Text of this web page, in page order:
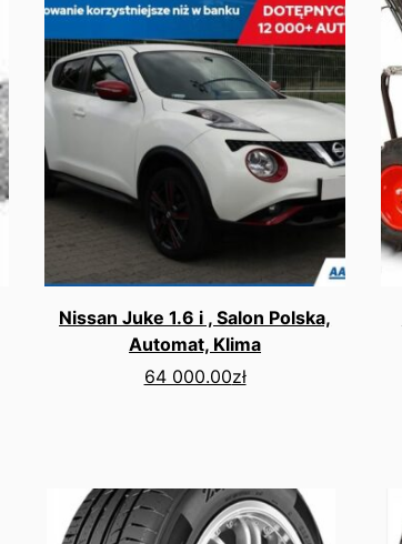
Nissan Juke 1.6 i , Salon Polska,
Automat, Klima
64 000.00zł